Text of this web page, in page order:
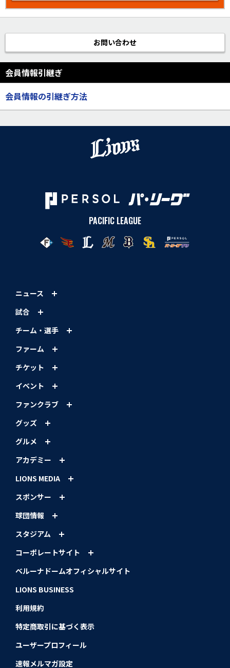
お問い合わせ
会員情報引継ぎ
会員情報の引継ぎ方法
PACIFIC LEAGUE
ニュース
試合
チーム・選手
ファーム
チケット
イベント
ファンクラブ
グッズ
グルメ
アカデミー
LIONS MEDIA
スポンサー
球団情報
スタジアム
コーポレートサイト
ベルーナドームオフィシャルサイト
LIONS BUSINESS
利用規約
特定商取引に基づく表示
ユーザープロフィール
速報メルマガ設定